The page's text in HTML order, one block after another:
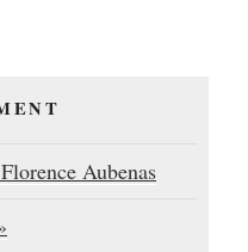
Aubenas